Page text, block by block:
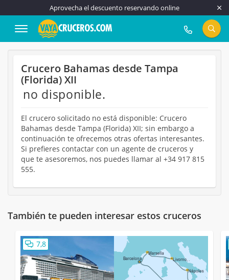
Aprovecha el descuento reservando online
917 815 555
Crucero Bahamas desde Tampa
(Florida) XII
no disponible.
El crucero solicitado no está disponible: Crucero
Bahamas desde Tampa (Florida) XII; sin embargo a
continuación te ofrecemos otras ofertas interesantes.
Si prefieres contactar con un agente de cruceros y
que te asesoremos, nos puedes llamar al +34 917 815
555.
También te pueden interesar estos cruceros
7,8